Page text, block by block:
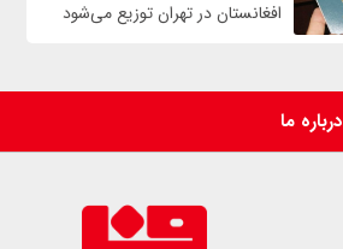
افغانستان در تهران توزیع می‌شود
درباره ما